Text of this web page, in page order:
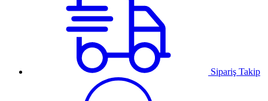
Sipariş Takip